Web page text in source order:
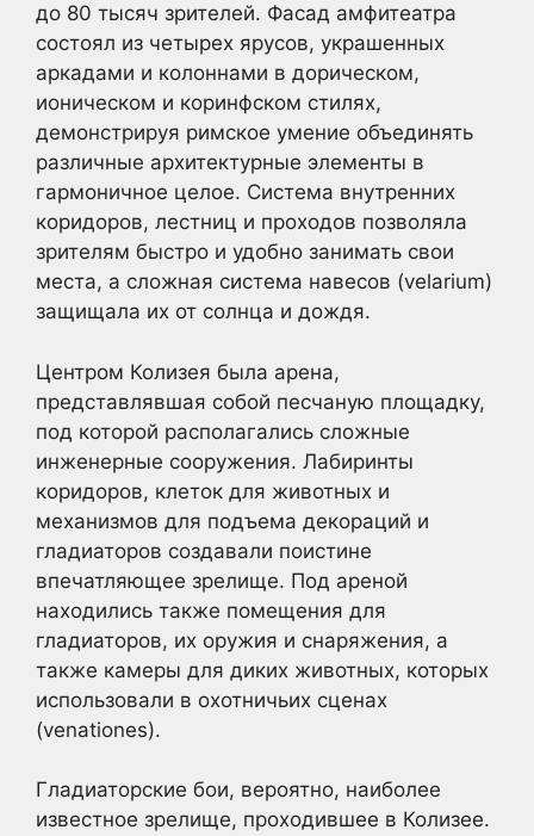
до 80 тысяч зрителей. Фасад амфитеатра
состоял из четырех ярусов, украшенных
аркадами и колоннами в дорическом,
ионическом и коринфском стилях,
демонстрируя римское умение объединять
различные архитектурные элементы в
гармоничное целое. Система внутренних
коридоров, лестниц и проходов позволяла
зрителям быстро и удобно занимать свои
места, а сложная система навесов (velarium)
защищала их от солнца и дождя.
Центром Колизея была арена,
представлявшая собой песчаную площадку,
под которой располагались сложные
инженерные сооружения. Лабиринты
коридоров, клеток для животных и
механизмов для подъема декораций и
гладиаторов создавали поистине
впечатляющее зрелище. Под ареной
находились также помещения для
гладиаторов, их оружия и снаряжения, а
также камеры для диких животных, которых
использовали в охотничьих сценах
(venationes).
Гладиаторские бои, вероятно, наиболее
известное зрелище, проходившее в Колизее.